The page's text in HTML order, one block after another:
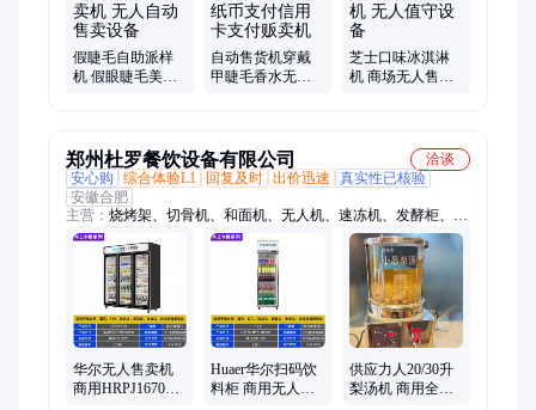
假睫毛自助派样
机 假眼睫毛美睫
自动售货机穿戴
甲睫毛香水无人
芝士口味冰淇淋
机 商场无人售卖
郑州杜罗餐饮设备有限公司
洽谈
安心购
综合体验L1 回复及时 出价迅速
真实性已核验
安徽合肥
主营： 烧烤架、切骨机、和面机、无人机、速冻机、发酵柜、造
冰机、剁骨机、整形机、电烤炉、分割机、保鲜柜、吐司机、汉
堡机、片冰机、奶盖机、揉面机、肉丸机、咖啡机、展示柜、饮
料机、起酥机、操作台、热风炉、电烤箱、分块机
华尔无人售卖机
商用HRPJ1670展
Huaer华尔扫码饮
料柜 商用无人售
供应力人20/30升
梨汤机 商用全自